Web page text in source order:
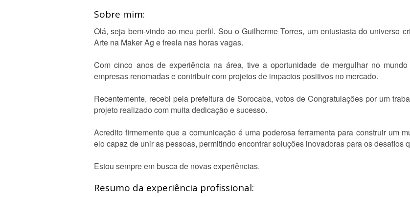
Sobre mim:
Olá, seja bem-vindo ao meu perfil. Sou o Guilherme Torres, um entusiasta do universo
Arte na Maker Ag e freela nas horas vagas.
Com cinco anos de experiência na área, tive a oportunidade de mergulhar no
empresas renomadas e contribuir com projetos de impactos positivos no mercado.
Recentemente, recebi pela prefeitura de Sorocaba, votos de Congratulações por um
projeto realizado com muita dedicação e sucesso.
Acredito firmemente que a comunicação é uma poderosa ferramenta para construir um
elo capaz de unir as pessoas, permitindo encontrar soluções inovadoras para os desafios
Estou sempre em busca de novas experiências.
Resumo da experiência profissional: